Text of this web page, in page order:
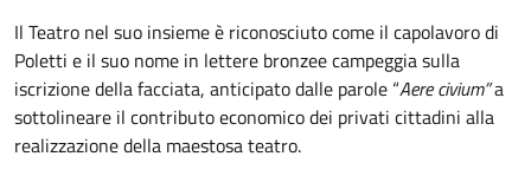
Il Teatro nel suo insieme è riconosciuto come il capolavoro di
Poletti e il suo nome in lettere bronzee campeggia sulla
iscrizione della facciata, anticipato dalle parole “Aere civium”a
sottolineare il contributo economico dei privati cittadini alla
realizzazione della maestosa teatro.